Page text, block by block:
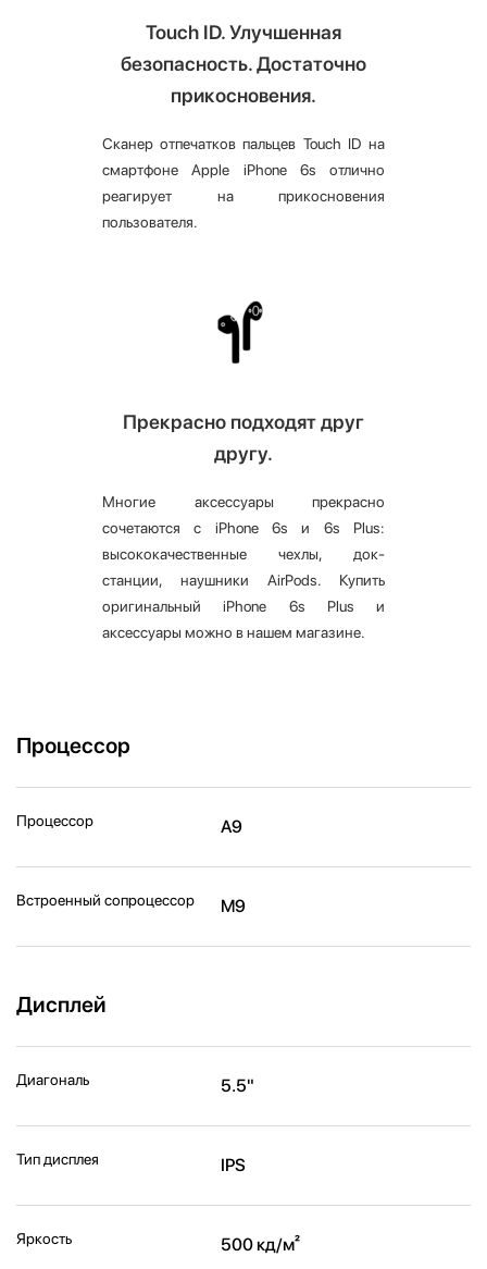
Touch ID. Улучшенная
безопасность. Достаточно
прикосновения.
Сканер отпечатков пальцев Touch ID на
смартфоне Apple iPhone 6s отлично
реагирует на прикосновения
пользователя.
Прекрасно подходят друг
другу.
Многие аксессуары прекрасно
сочетаются с iPhone 6s и 6s Plus:
высококачественные чехлы, док-
станции, наушники AirPods. Купить
оригинальный iPhone 6s Plus и
аксессуары можно в нашем магазине.
Процессор
Процессор A9
Встроенный сопроцессор M9
Дисплей
Диагональ 5.5"
Тип дисплея IPS
Яркость 500 кд/м²